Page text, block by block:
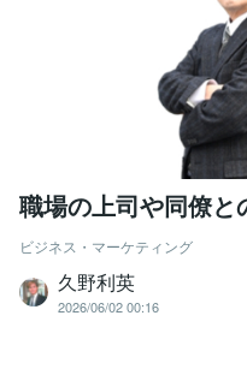
職場の上司や同僚と
ビジネス・マーケティング
久野利英
2026/06/02 00:16